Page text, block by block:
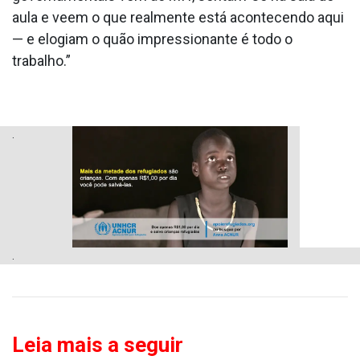
aula e veem o que realmente está acontecendo aqui
— e elogiam o quão impressionante é todo o
trabalho.”
.
.
Leia mais a seguir